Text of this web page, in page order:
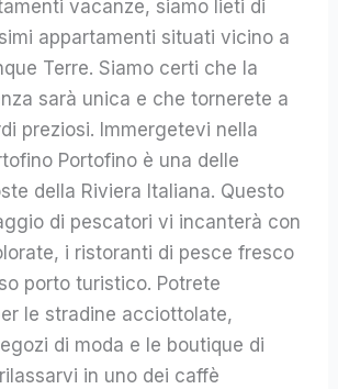
vacanze, siamo lieti di
appartamenti situati vicino a
Terre. Siamo certi che la
sarà unica e che tornerete a
preziosi. Immergetevi nella
Portofino è una delle
della Riviera Italiana. Questo
di pescatori vi incanterà con
i ristoranti di pesce fresco
porto turistico. Potrete
le stradine acciottolate,
di moda e le boutique di
in uno dei caffè